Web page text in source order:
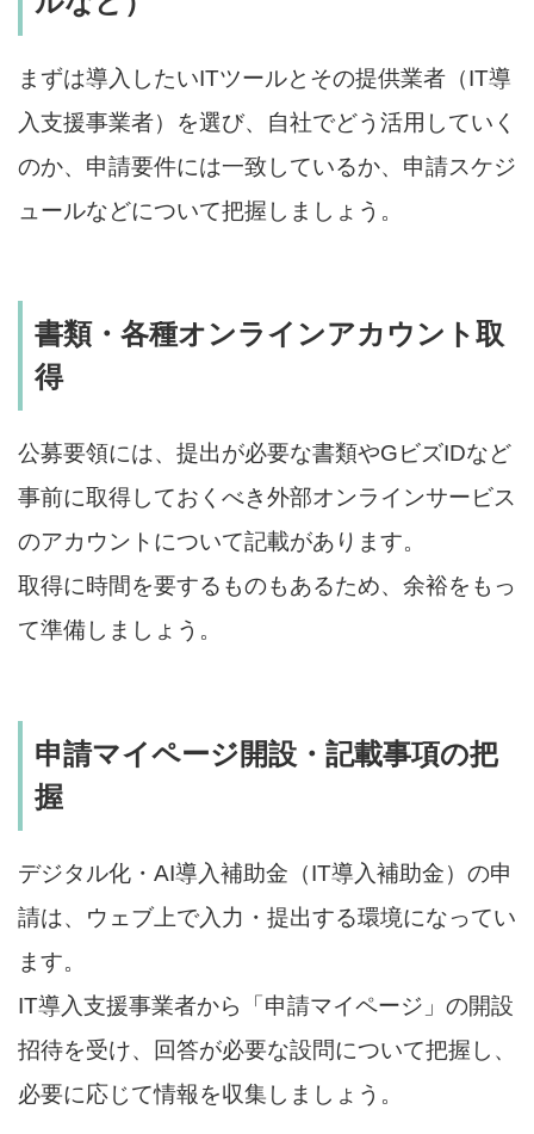
まずは導入したいITツールとその提供業者（IT導
入支援事業者）を選び、自社でどう活用していく
のか、申請要件には一致しているか、申請スケジ
ュールなどについて把握しましょう。
書類・各種オンラインアカウント取
得
公募要領には、提出が必要な書類やGビズIDなど
事前に取得しておくべき外部オンラインサービス
のアカウントについて記載があります。
取得に時間を要するものもあるため、余裕をもっ
て準備しましょう。
申請マイページ開設・記載事項の把
握
デジタル化・AI導入補助金（IT導入補助金）の申
請は、ウェブ上で入力・提出する環境になってい
ます。
IT導入支援事業者から「申請マイページ」の開設
招待を受け、回答が必要な設問について把握し、
必要に応じて情報を収集しましょう。